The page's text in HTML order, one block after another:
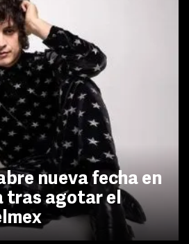
nueva fecha en
tras agotar el